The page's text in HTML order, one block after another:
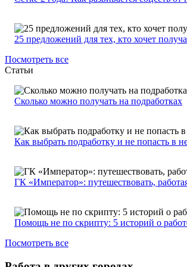
25 предложений для тех, кто хочет
Посмотреть все
Статьи
Сколько можно получать на подработках
Как выбрать подработку и не попасть в
ГК «Император»: путешествовать,
Помощь не по скрипту: 5 историй о
Посмотреть все